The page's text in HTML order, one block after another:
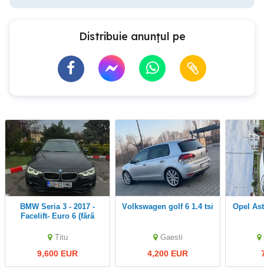
Distribuie anunțul pe
BMW Seria 3 - 2017 -
Facelift- Euro 6 (fără
Titu
9,600 EUR
Volkswagen golf 6 1.4 tsi
Gaesti
4,200 EUR
Opel